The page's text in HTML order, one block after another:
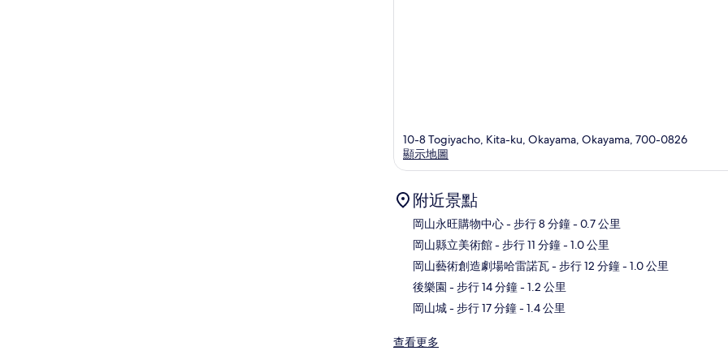
10-8 Togiyacho, Kita-ku, Okayama, Okayama, 700-0826
顯示地圖
附近景點
岡山永旺購物中心- 步行 8 分鐘- 0.7 公里
岡山縣立美術館- 步行 11 分鐘- 1.0 公里
岡山藝術創造劇場哈雷諾瓦- 步行 12 分鐘- 1.0 公里
後樂園 - 步行 14 分鐘- 1.2 公里
岡山城- 步行 17 分鐘- 1.4 公里
查看更多